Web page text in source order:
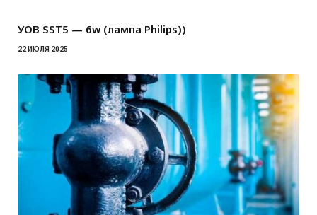
УОВ SST5 — 6w (лампа Philips))
22 ИЮЛЯ 2025